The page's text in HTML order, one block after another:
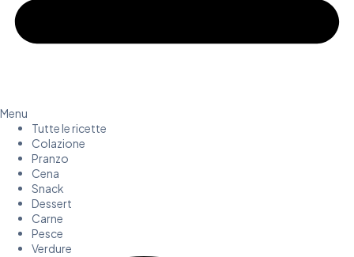
Menu
Tutte le ricette
Colazione
Pranzo
Cena
Snack
Dessert
Carne
Pesce
Verdure